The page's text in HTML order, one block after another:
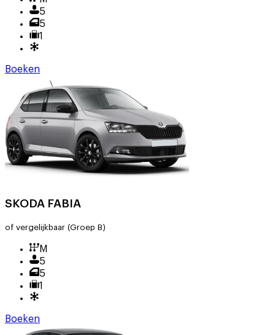
5
5
1
Boeken
SKODA FABIA
of vergelijkbaar (Groep B)
M
5
5
1
Boeken